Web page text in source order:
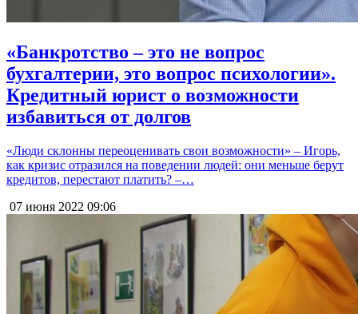
«Банкротство – это не вопрос
бухгалтерии, это вопрос психологии».
Кредитный юрист о возможности
избавиться от долгов
«Люди склонны переоценивать свои возможности» – Игорь,
как кризис отразился на поведении людей: они меньше берут
кредитов, перестают платить? –…
07 июня 2022 09:06